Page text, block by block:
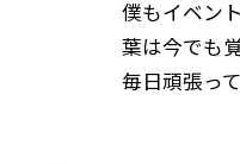
僕もイベン
葉は今でも
毎日頑張っ